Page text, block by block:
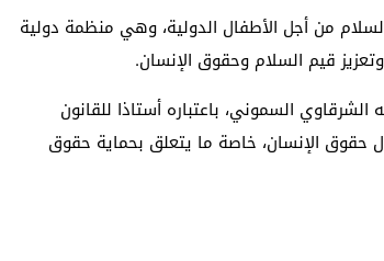
من أجل الأطفال الدولية، وهي منظمة دولية
قيم السلام وحقوق الإنسان.
السموني، باعتباره أستاذا للقانون
حقوق الإنسان، خاصة ما يتعلق بحماية حقوق